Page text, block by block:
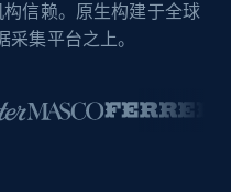
构信赖。原生构建于全球
集平台之上。